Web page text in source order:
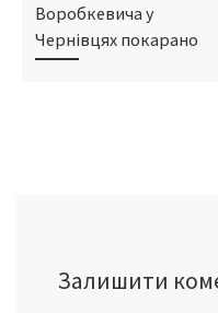
Воробкевича у
Чернівцях покарано
Залишити